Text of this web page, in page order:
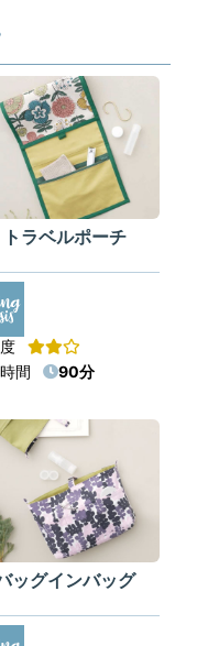
トラベルポーチ
間
90分
ッグインバッグ